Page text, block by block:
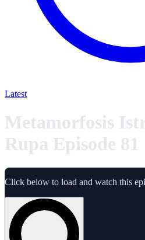
Latest
Metamorfosis
Rupa Episode 81
Click below to load and watch this